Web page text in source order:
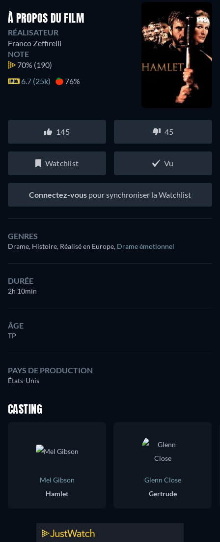
À PROPOS DU FILM
RÉALISATEUR
Franco Zeffirelli
NOTE
70% (190)
6.7 (25k)
76%
145 45
Watchlist Vu
Connectez-vous pour synchroniser la Watchlist
GENRES
Drame, Histoire, Réalisé en Europe, Drame émotionnel
DURÉE
2h 10min
ÂGE
TP
PAYS DE PRODUCTION
États-Unis
CASTING
Mel Gibson
Hamlet
Glenn Close
Gertrude